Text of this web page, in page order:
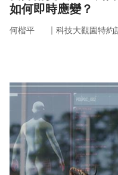
如何即時應變？
何楷平 ｜ 科技大觀園特約